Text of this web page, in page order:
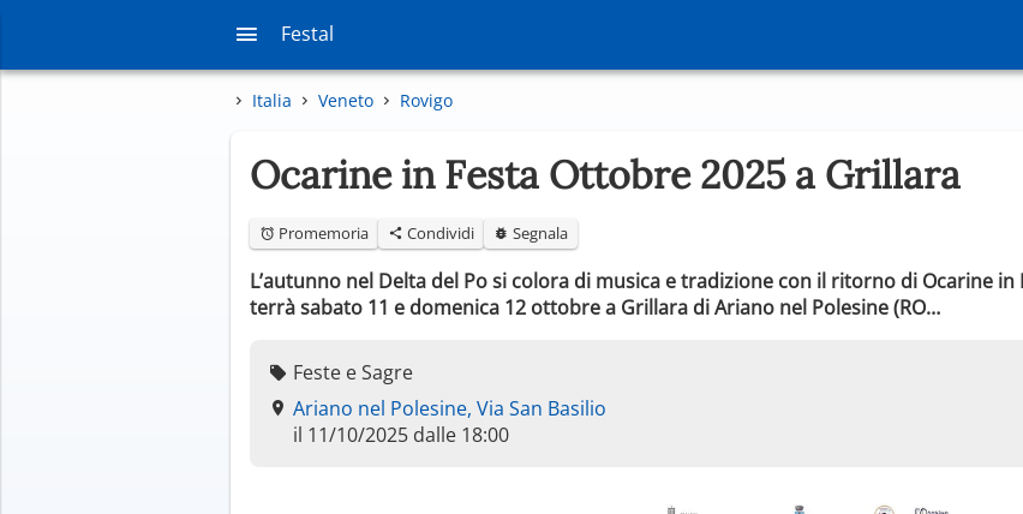
Festal
Italia Veneto Rovigo
Ocarine in Festa Ottobre 2025 a Grillara
Promemoria Condividi Segnala
L’autunno nel Delta del Po si colora di musica e tradizione con il ritorno di Ocarine in
terrà sabato 11 e domenica 12 ottobre a Grillara di Ariano nel Polesine (RO…
Feste e Sagre
Ariano nel Polesine, Via San Basilio
il 11/10/2025 dalle 18:00